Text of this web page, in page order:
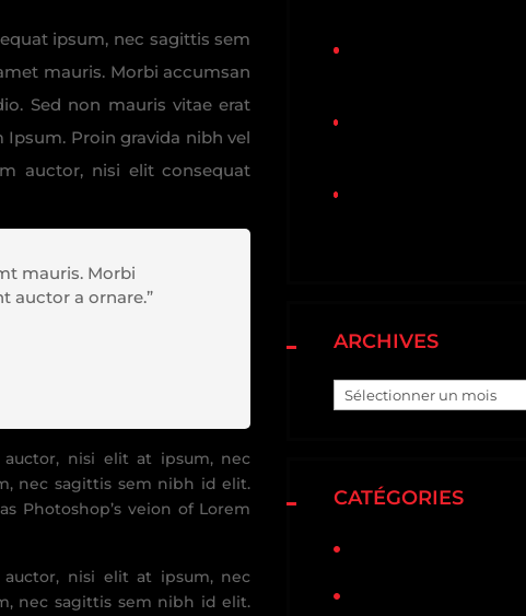
ipsum, nec sagittis sem
mauris. Morbi accumsan
Sed non mauris vitae erat
Proin gravida nibh vel
auctor, nisi elit consequat
mauris. Morbi
auctor a ornare.”
nisi elit at ipsum, nec
nec sagittis sem nibh id elit.
Photoshop’s veion of Lorem
nisi elit at ipsum, nec
nec sagittis sem nibh id elit.
ARCHIVES
Archives
CATÉGORIES